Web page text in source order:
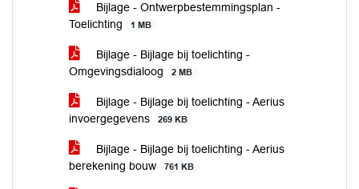
Bijlage - Ontwerpbestemmingsplan -
Toelichting
1 MB
Bijlage - Bijlage bij toelichting -
Omgevingsdialoog
2 MB
Bijlage - Bijlage bij toelichting - Aerius
invoergegevens
269 KB
Bijlage - Bijlage bij toelichting - Aerius
berekening bouw
761 KB